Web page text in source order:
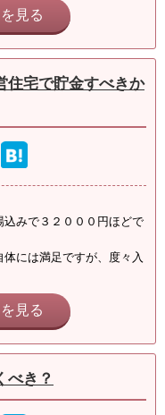
見る
住宅で貯金すべきか
みで３２０００円ほどで
には満足ですが、度々入
見る
べき？